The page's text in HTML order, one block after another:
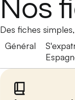
Nos
Des fiches
Général